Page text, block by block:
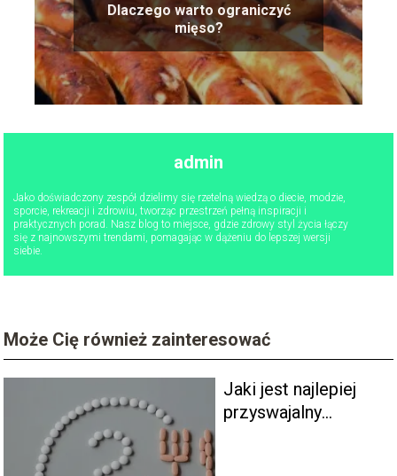
Dlaczego warto ograniczyć
mięso?
admin
Jako doświadczony zespół dzielimy się rzetelną wiedzą o diecie, modzie,
sporcie, rekreacji i zdrowiu, tworząc przestrzeń pełną inspiracji i
praktycznych porad. Nasz blog to miejsce, gdzie zdrowy styl życia łączy
się z najnowszymi trendami, pomagając w dążeniu do lepszej wersji
siebie.
Może Cię również zainteresować
Jaki jest najlepiej
przyswajalny